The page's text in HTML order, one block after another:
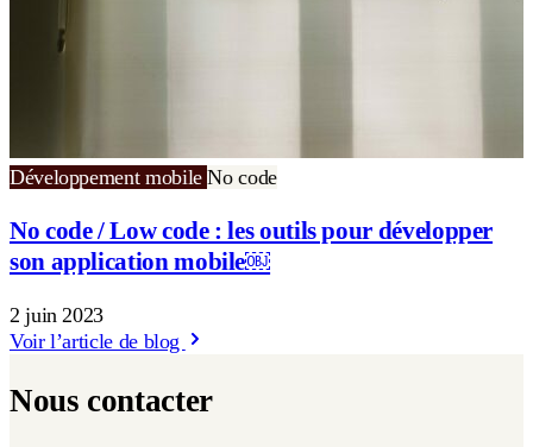
Développement mobileNo code
No code / Low code : les outils pour développer
son application mobile￼
2 juin 2023
Voir l’article de blog
Nous contacter